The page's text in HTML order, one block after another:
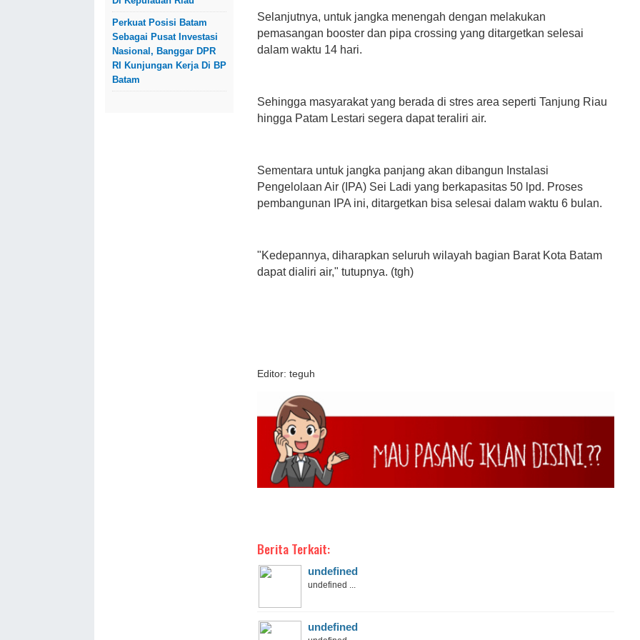
Perkuat Posisi Batam
Sebagai Pusat Investasi
Nasional, Banggar DPR
RI Kunjungan Kerja Di BP
Batam
Selanjutnya, untuk jangka menengah dengan melakukan
pemasangan booster dan pipa crossing yang ditargetkan selesai
dalam waktu 14 hari.
Sehingga masyarakat yang berada di stres area seperti Tanjung Riau
hingga Patam Lestari segera dapat teraliri air.
Sementara untuk jangka panjang akan dibangun Instalasi
Pengelolaan Air (IPA) Sei Ladi yang berkapasitas 50 lpd. Proses
pembangunan IPA ini, ditargetkan bisa selesai dalam waktu 6 bulan.
"Kedepannya, diharapkan seluruh wilayah bagian Barat Kota Batam
dapat dialiri air," tutupnya. (tgh)
Editor: teguh
Berita Terkait:
undefined
undefined ...
undefined